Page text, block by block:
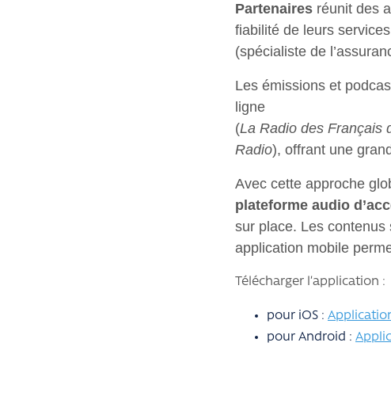
Partenaires réunit des
fiabilité de leurs
(spécialiste de
Les émissions et
ligne
(La Radio des Français
Radio), offrant une
Avec cette approche
plateforme audio
sur place. Les
application mobile
Télécharger l’application :
pour iOS :
pour Android :